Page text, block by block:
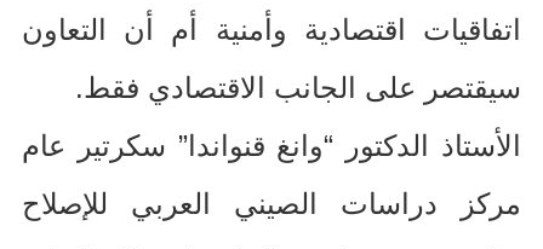
اتفاقيات اقتصادية وأمنية أم أن التعاون
سيقتصر على الجانب الاقتصادي فقط.
الأستاذ الدكتور “وانغ قنواندا” سكرتير عام
مركز دراسات الصيني العربي للإصلاح